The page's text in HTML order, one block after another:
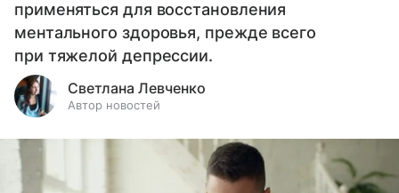
применяться для восстановления
ментального здоровья, прежде всего
при тяжелой депрессии.
Светлана Левченко
Автор новостей